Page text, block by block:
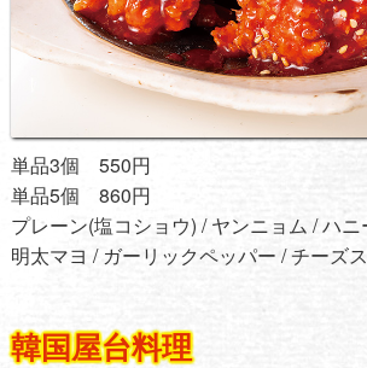
単品3個 550円
単品5個 860円
プレーン(塩コショウ) / ヤンニョム / ハ
明太マヨ / ガーリックペッパー / チーズ
韓国屋台料理